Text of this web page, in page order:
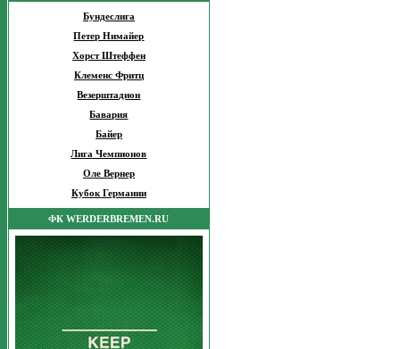
Бундеслига
Петер Нимайер
Хорст Штеффен
Клеменс Фритц
Везерштадион
Бавария
Байер
Лига Чемпионов
Оле Вернер
Кубок Германии
ФК WERDERBREMEN.RU